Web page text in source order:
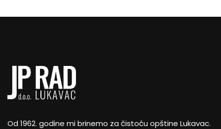
Od 1962. godine mi brinemo za čistoću opštine Lukavac.